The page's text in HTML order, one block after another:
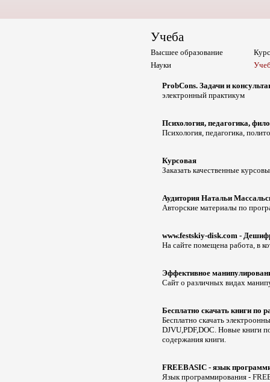
Учеба
Высшее образование
Науки
ProbCons. Задачи и
электронный практикум
Психология, педагогика,
Психология, педагогика,
Курсовая
Заказать качественные
Аудитория Натальи
Авторские материалы по
www.festskiy-disk.com -
На сайте помещена работа, в
Эффективное
Сайт о различных видах
Бесплатно скачать книги по
Бесплатно скачать
DJVU,PDF,DOC. Новые книги
содержания книги.
FREEBASIC - язык
Язык программирования -